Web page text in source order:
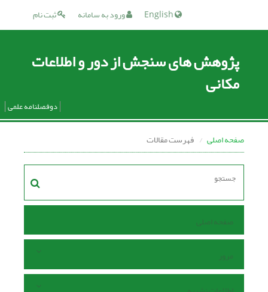
ثبت نام ورود به سامانه
پژوهش های سنجش از دور و اطلاعات
مکانی
دوفصلنامه علمی
صفحه اصلی فهرست مقالات
صفحه اصلی
مرور